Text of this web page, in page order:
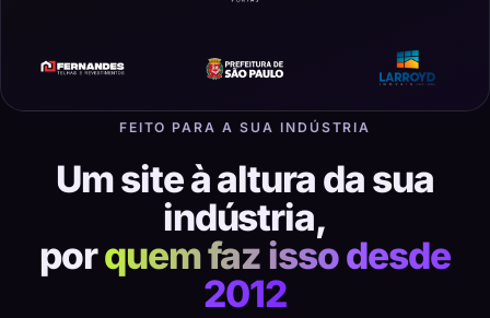
FEITO PARA A SUA INDÚSTRIA
Um site à altura da sua
indústria,
porquem faz isso desde
2012